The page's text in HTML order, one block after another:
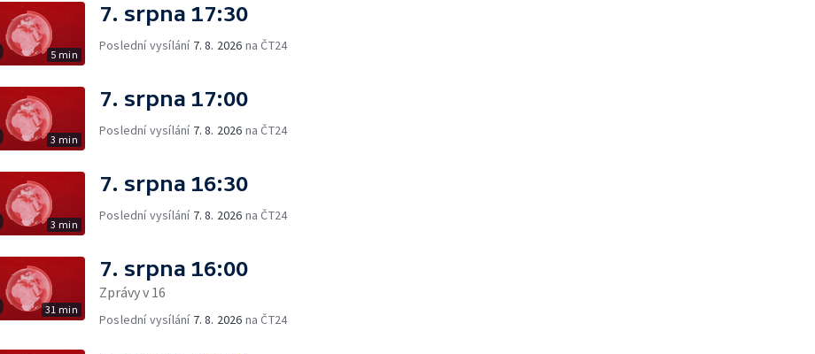
5 min
7. srpna 17:30
Poslední vysílání 7. 8. 2026 na ČT24
3 min
7. srpna 17:00
Poslední vysílání 7. 8. 2026 na ČT24
3 min
7. srpna 16:30
Poslední vysílání 7. 8. 2026 na ČT24
31 min
7. srpna 16:00
Zprávy v 16
Poslední vysílání 7. 8. 2026 na ČT24